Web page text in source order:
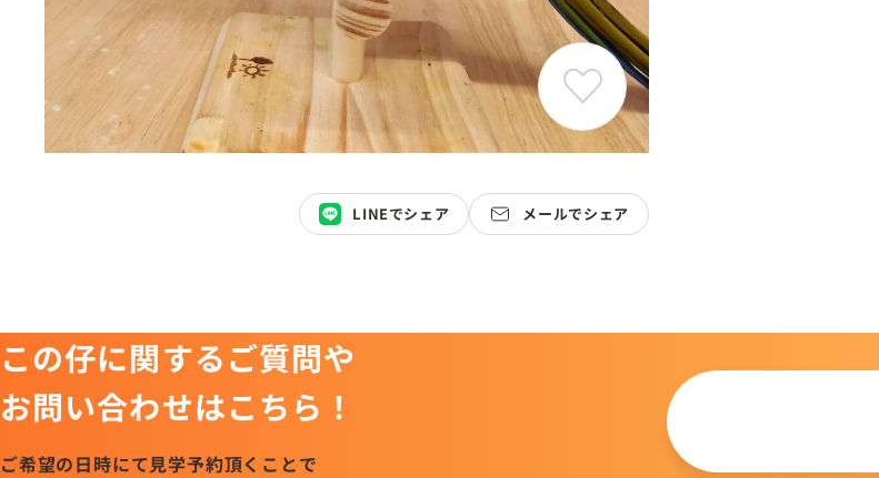
LINEでシェア メールでシェア
この仔に関するご質問や
お問い合わせはこちら！
ご希望の日時にて見学予約頂くことで